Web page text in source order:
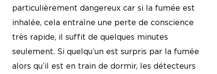
particulièrement dangereux car si la fumée est
inhalée, cela entraîne une perte de conscience
très rapide, il suffit de quelques minutes
seulement. Si quelqu’un est surpris par la fumée
alors qu’il est en train de dormir, les détecteurs